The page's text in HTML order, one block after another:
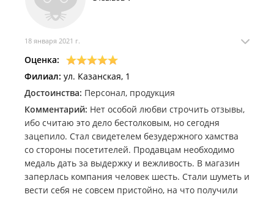
18 января 2021 г.
Оценка:
Филиал: ул. Казанская, 1
Достоинства: Персонал, продукция
Комментарий: Нет особой любви строчить отзывы,
ибо считаю это дело бестолковым, но сегодня
зацепило. Стал свидетелем безудержного хамства
со стороны посетителей. Продавцам необходимо
медаль дать за выдержку и вежливость. В магазин
заперлась компания человек шесть. Стали шуметь и
вести себя не совсем пристойно, на что получили